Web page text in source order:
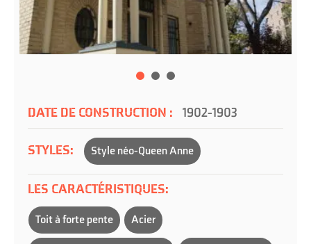
DATE DE CONSTRUCTION : 1902-1903
STYLES: Style néo-Queen Anne
LES CARACTÉRISTIQUES:
Toit à forte pente Acier